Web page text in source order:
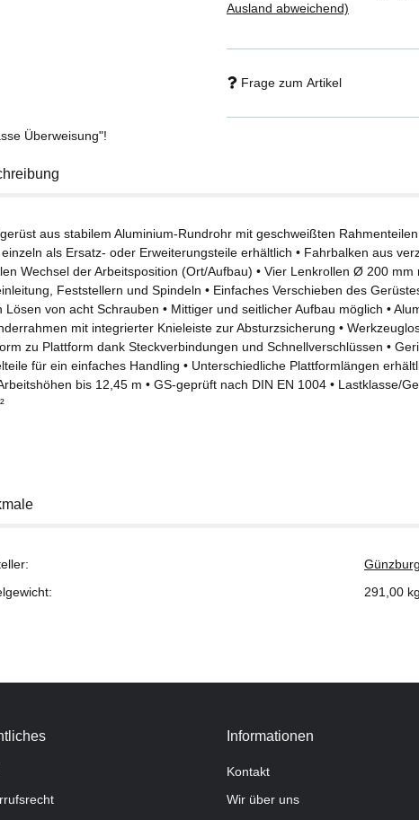
Geländerrahmen SG Stirnseite
Ausland abweichend)
Frage zum Artikel
Überweisung"!
aus stabilem Aluminium-Rundrohr mit geschweißten
als Ersatz- oder Erweiterungsteile erhältlich • Fahrbalken aus
Wechsel der Arbeitsposition (Ort/Aufbau) • Vier Lenkrollen Ø 200 mm
Feststellern und Spindeln • Einfaches Verschieben des
Lösen von acht Schrauben • Mittiger und seitlicher Aufbau möglich •
mit integrierter Knieleiste zur Absturzsicherung •
zu Plattform dank Steckverbindungen und Schnellverschlüssen •
für ein einfaches Handling • Unterschiedliche Plattformlängen
bis 12,45 m • GS-geprüft nach DIN EN 1004 • Lastklasse/
291,00 kg
Informationen
Kontakt
Wir über uns